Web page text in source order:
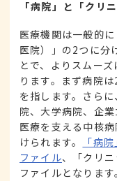
「病院」と「クリ
医療機関は一般的
医院）」の2つに分
とで、よりスムー
ります。まず病院
を指します。さら
院、大学病院、企
医療を支える中核
けられます。
「病
ファイル、「クリ
ファイルとなります